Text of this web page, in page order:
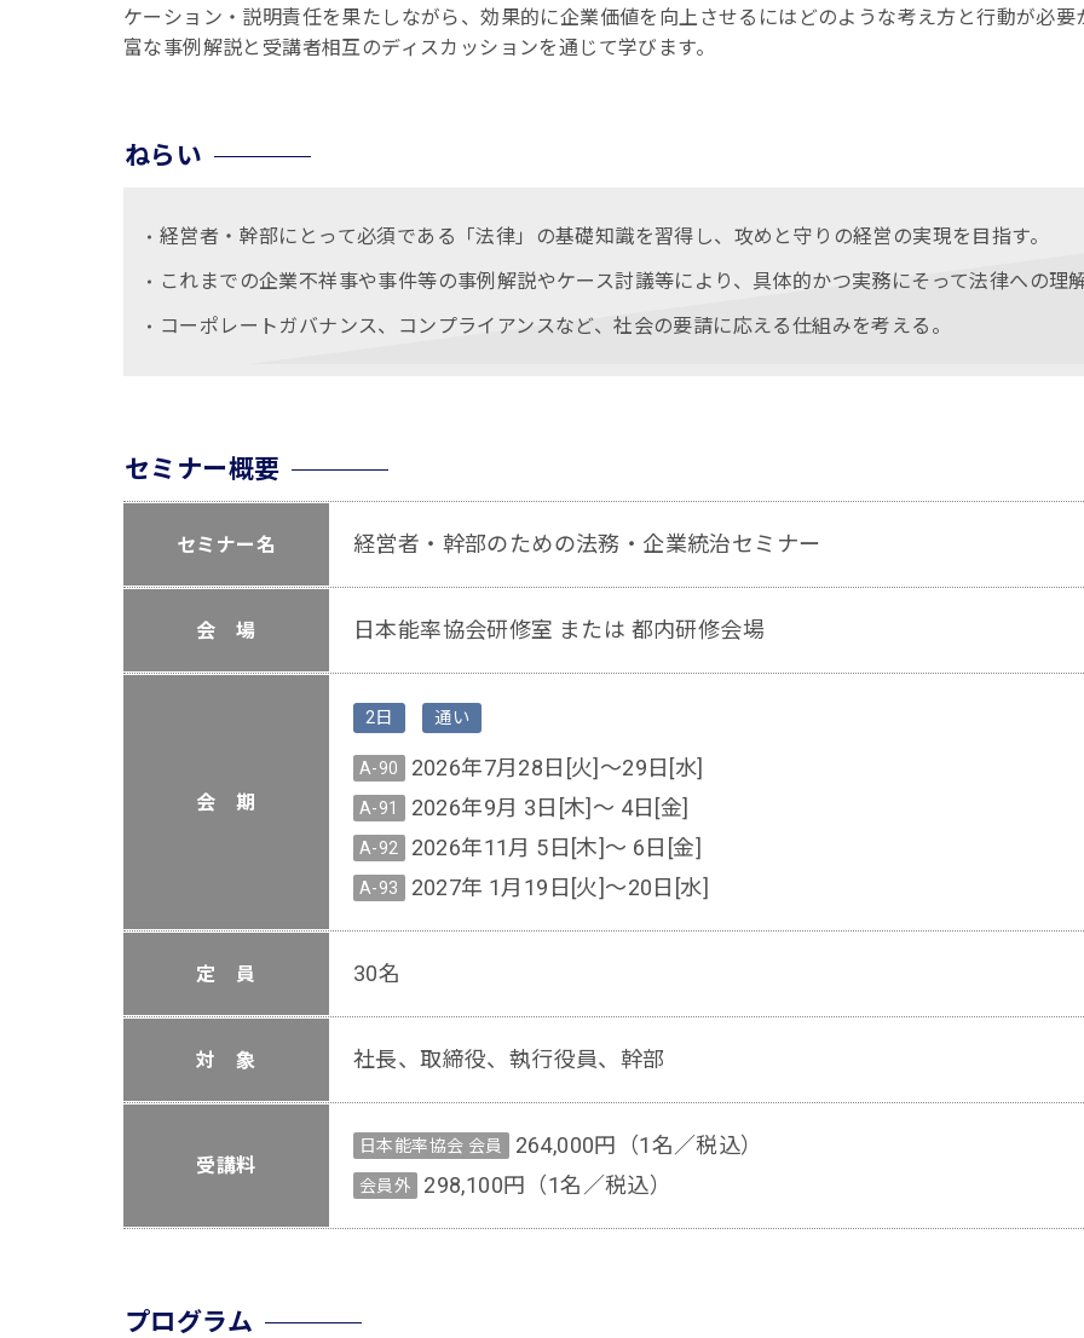
ケーション・説明責任を果たしながら、効果的に企業価値を向上させるにはどのような考え方と行動が必
富な事例解説と受講者相互のディスカッションを通じて学びます。
ねらい
経営者・幹部にとって必須である「法律」の基礎知識を習得し、攻めと守りの経営の実現を目指す。
これまでの企業不祥事や事件等の事例解説やケース討議等により、具体的かつ実務にそって法律への理
コーポレートガバナンス、コンプライアンスなど、社会の要請に応える仕組みを考える。
セミナー概要
セミナー名 経営者・幹部のための法務・企業統治セミナー
会 場 日本能率協会研修室 または 都内研修会場
会 期
2日 通い
A-90 2026年7月28日[火]〜29日[水]
A-91 2026年9月 3日[木]〜 4日[金]
A-92 2026年11月 5日[木]〜 6日[金]
A-93 2027年 1月19日[火]〜20日[水]
定 員 30名
対 象 社長、取締役、執行役員、幹部
受講料
日本能率協会 会員 264,000円（1名／税込）
会員外 298,100円（1名／税込）
プログラム